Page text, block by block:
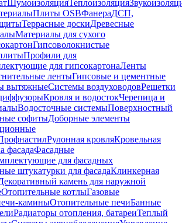
ШумоизоляцияТеплоизоляция
Плиты OSBФанераДСП,
Террасные доскиДревесные
Материалы для сухого
Гипсоволокнистые
Профили для
для гипсокартонаЛенты
лентыГипсовые и цементные
вытяжныеСистемы воздуховодовРешетки
Кровля и водостокЧерепица и
Водосточные системыПоверхностный
софитыДоборные элементы
Рулонная кровляКровельная
фасадаФасадные
для фасадных
штукатурки для фасадаКлинкерная
камень для наружной
Отопительные котлыГазовые
каминыОтопительные печиБанные
Радиаторы отопления, батареиТеплый